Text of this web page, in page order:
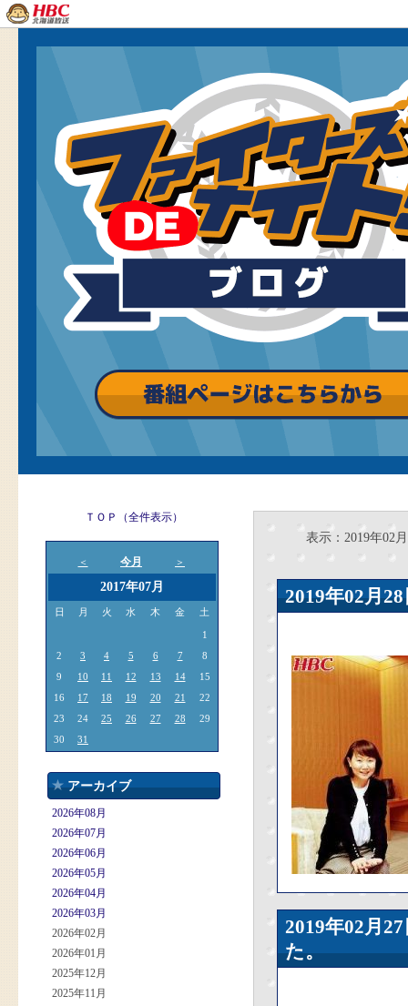
ＴＯＰ（全件表示）
＜ 今月 ＞
2017年07月
日 月 火 水 木 金 土
1
2
3 4 5 6 7
8
9
10 11 12 13 14
15
16
17 18 19 20 21
22
23
24 25 26 27 28
29
30
31
アーカイブ
2026年08月
2026年07月
2026年06月
2026年05月
2026年04月
2026年03月
2026年02月
2026年01月
2025年12月
2025年11月
表示：2019年02月
2019年02
2019年02
た。